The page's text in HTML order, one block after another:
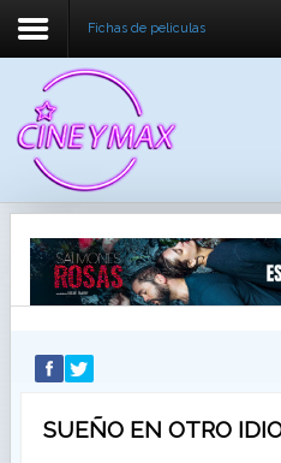
Fichas de peliculas
SUEÑO EN OTRO